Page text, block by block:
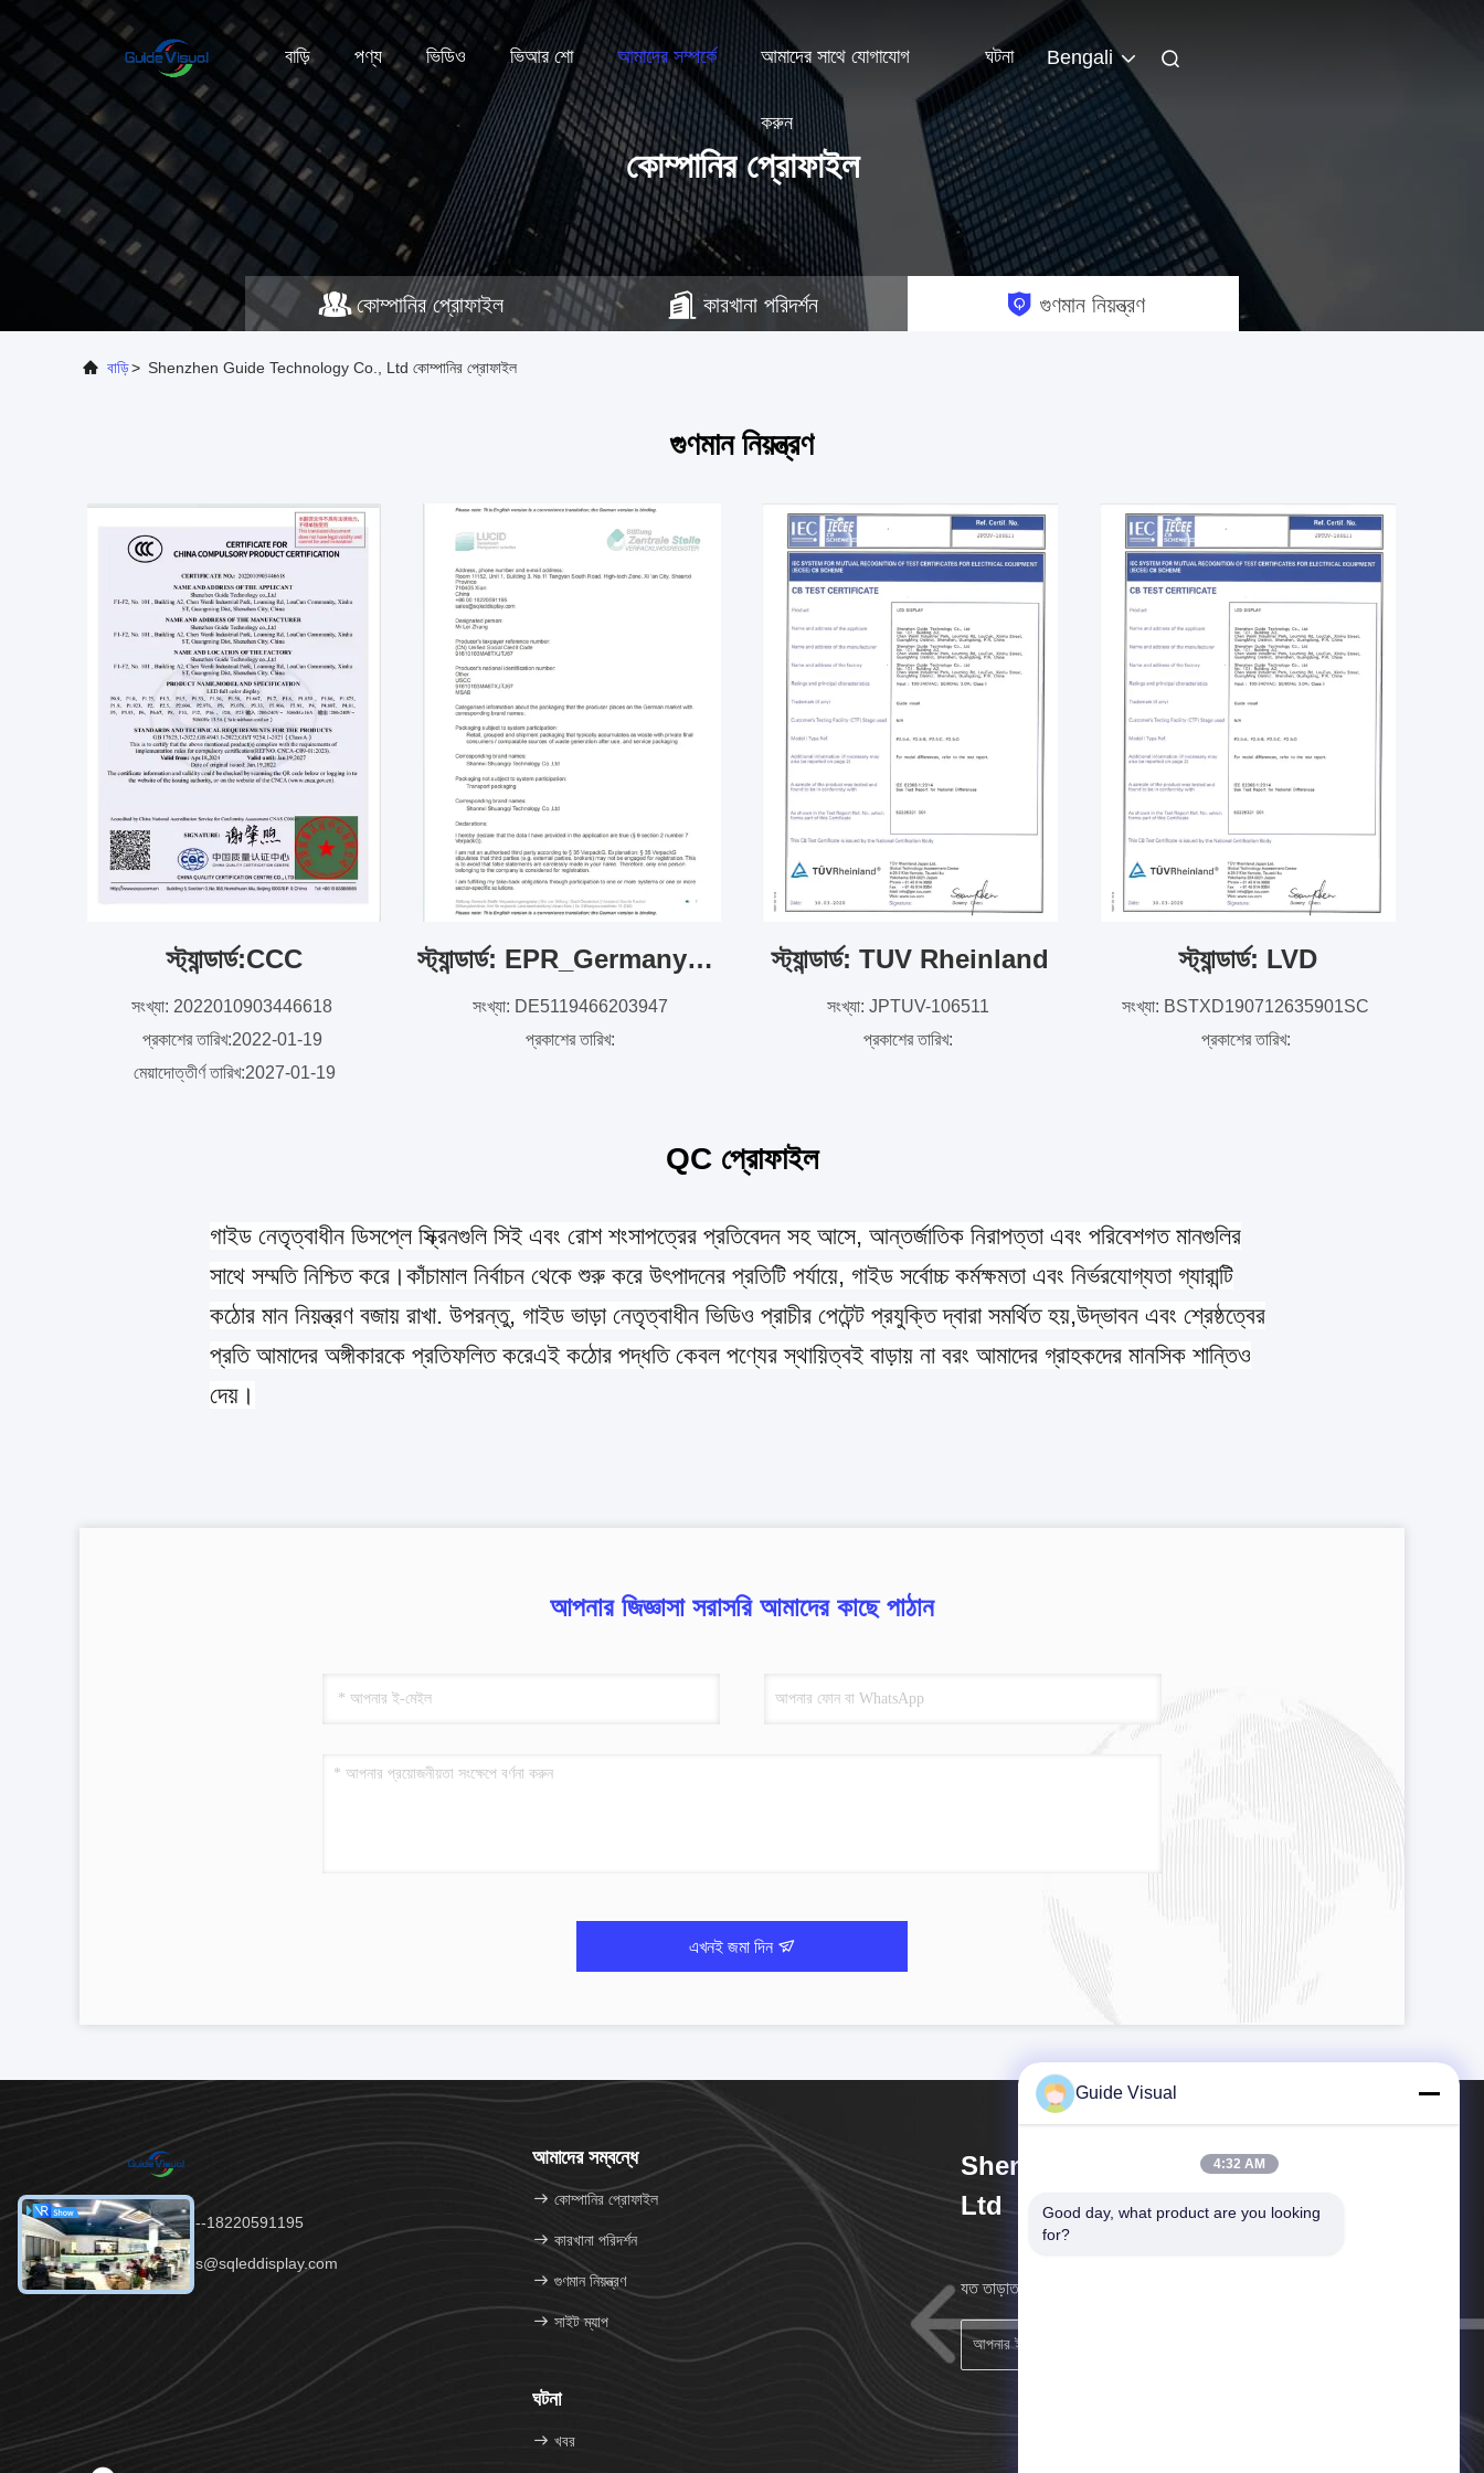
বাড়ি পণ্য ভিডিও ভিআর শো আমাদের সম্পর্কে আমাদের সাথে যোগাযোগ
করুন
ঘটনা Bengali
কোম্পানির প্রোফাইল
কোম্পানির প্রোফাইল কারখানা পরিদর্শন গুণমান নিয়ন্ত্রণ
বাড়ি> Shenzhen Guide Technology Co., Ltd কোম্পানির প্রোফাইল
গুণমান নিয়ন্ত্রণ
স্ট্যান্ডার্ড:CCC
সংখ্যা: 2022010903446618
প্রকাশের তারিখ:2022-01-19
মেয়াদোত্তীর্ণ তারিখ:2027-01-19
স্ট্যান্ডার্ড: EPR_Germany_Packing
সংখ্যা: DE5119466203947
প্রকাশের তারিখ:
স্ট্যান্ডার্ড: TUV Rheinland
সংখ্যা: JPTUV-106511
প্রকাশের তারিখ:
স্ট্যান্ডার্ড: LVD
সংখ্যা: BSTXD190712635901SC
প্রকাশের তারিখ:
QC প্রোফাইল
গাইড নেতৃত্বাধীন ডিসপ্লে স্ক্রিনগুলি সিই এবং রোশ শংসাপত্রের প্রতিবেদন সহ আসে, আন্তর্জাতিক নিরাপত্তা এবং পরিবেশগত মানগুলির
সাথে সম্মতি নিশ্চিত করে।কাঁচামাল নির্বাচন থেকে শুরু করে উৎপাদনের প্রতিটি পর্যায়ে, গাইড সর্বোচ্চ কর্মক্ষমতা এবং নির্ভরযোগ্যতা গ্যারান্টি
কঠোর মান নিয়ন্ত্রণ বজায় রাখা. উপরন্তু, গাইড ভাড়া নেতৃত্বাধীন ভিডিও প্রাচীর পেটেন্ট প্রযুক্তি দ্বারা সমর্থিত হয়,উদ্ভাবন এবং শ্রেষ্ঠত্বের
প্রতি আমাদের অঙ্গীকারকে প্রতিফলিত করেএই কঠোর পদ্ধতি কেবল পণ্যের স্থায়িত্বই বাড়ায় না বরং আমাদের গ্রাহকদের মানসিক শান্তিও
দেয়।
আপনার জিজ্ঞাসা সরাসরি আমাদের কাছে পাঠান
এখনই জমা দিন
টেলিফোন：86--18220591195
ইমেইল：sales@sqleddisplay.com
আমাদের সম্বন্ধে
কোম্পানির প্রোফাইল
কারখানা পরিদর্শন
গুণমান নিয়ন্ত্রণ
সাইট ম্যাপ
ঘটনা
খবর
Shenzhen Guide Technology Co.,
Ltd
যত তাড়াতাড়ি সম্ভব আমরা আপনার কাছে ফিরে আসব।
Guide Visual
4:32 AM
Good day, what product are you looking
for?